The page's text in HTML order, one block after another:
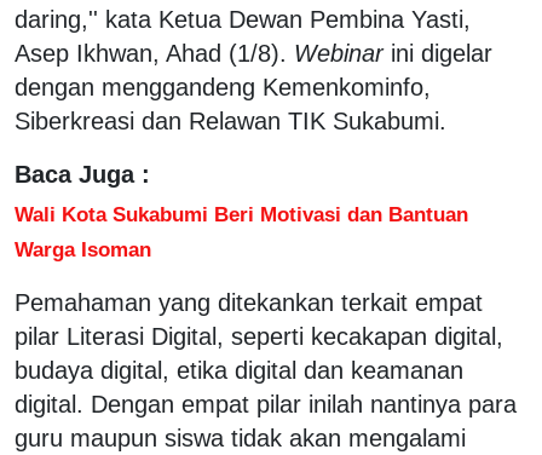
daring,'' kata Ketua Dewan Pembina Yasti,
Asep Ikhwan, Ahad (1/8). Webinarini digelar
dengan menggandeng Kemenkominfo,
Siberkreasi dan Relawan TIK Sukabumi.
Baca Juga :
Wali Kota Sukabumi Beri Motivasi dan Bantuan
Warga Isoman
Pemahaman yang ditekankan terkait empat
pilar Literasi Digital, seperti kecakapan digital,
budaya digital, etika digital dan keamanan
digital. Dengan empat pilar inilah nantinya para
guru maupun siswa tidak akan mengalami